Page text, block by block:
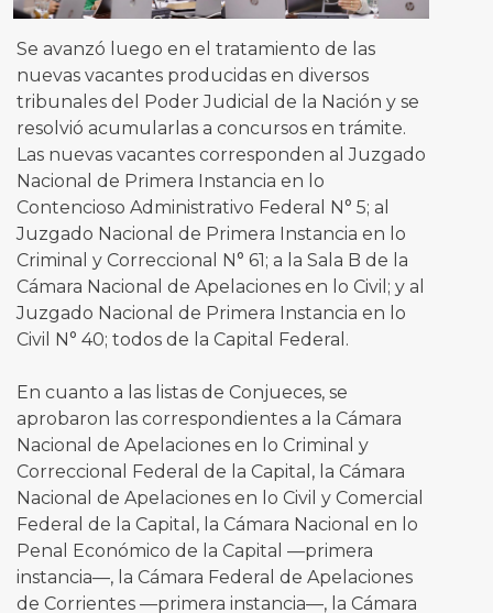
Se avanzó luego en el tratamiento de las
nuevas vacantes producidas en diversos
tribunales del Poder Judicial de la Nación y se
resolvió acumularlas a concursos en trámite.
Las nuevas vacantes corresponden al Juzgado
Nacional de Primera Instancia en lo
Contencioso Administrativo Federal N° 5; al
Juzgado Nacional de Primera Instancia en lo
Criminal y Correccional N° 61; a la Sala B de la
Cámara Nacional de Apelaciones en lo Civil; y al
Juzgado Nacional de Primera Instancia en lo
Civil N° 40; todos de la Capital Federal.
En cuanto a las listas de Conjueces, se
aprobaron las correspondientes a la Cámara
Nacional de Apelaciones en lo Criminal y
Correccional Federal de la Capital, la Cámara
Nacional de Apelaciones en lo Civil y Comercial
Federal de la Capital, la Cámara Nacional en lo
Penal Económico de la Capital —primera
instancia—, la Cámara Federal de Apelaciones
de Corrientes —primera instancia—, la Cámara